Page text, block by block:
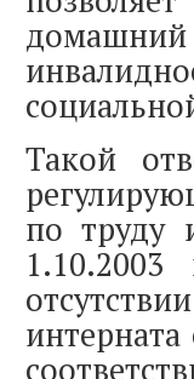
Такой
по труду